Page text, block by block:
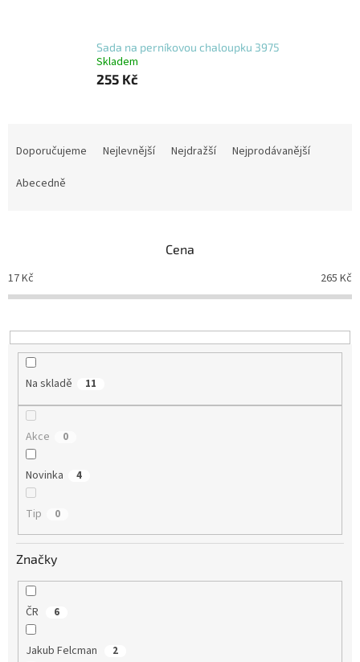
Sada na perníkovou chaloupku 3975
Skladem
255 Kč
o
d
k
t
Doporučujeme Nejlevnější Nejdražší
Nejprodávanější
Abecedně
Cena
17Kč 265 Kč
Na skladě 11
Akce 0
Novinka 4
Tip 0
Značky
ČR 6
Jakub Felcman 2